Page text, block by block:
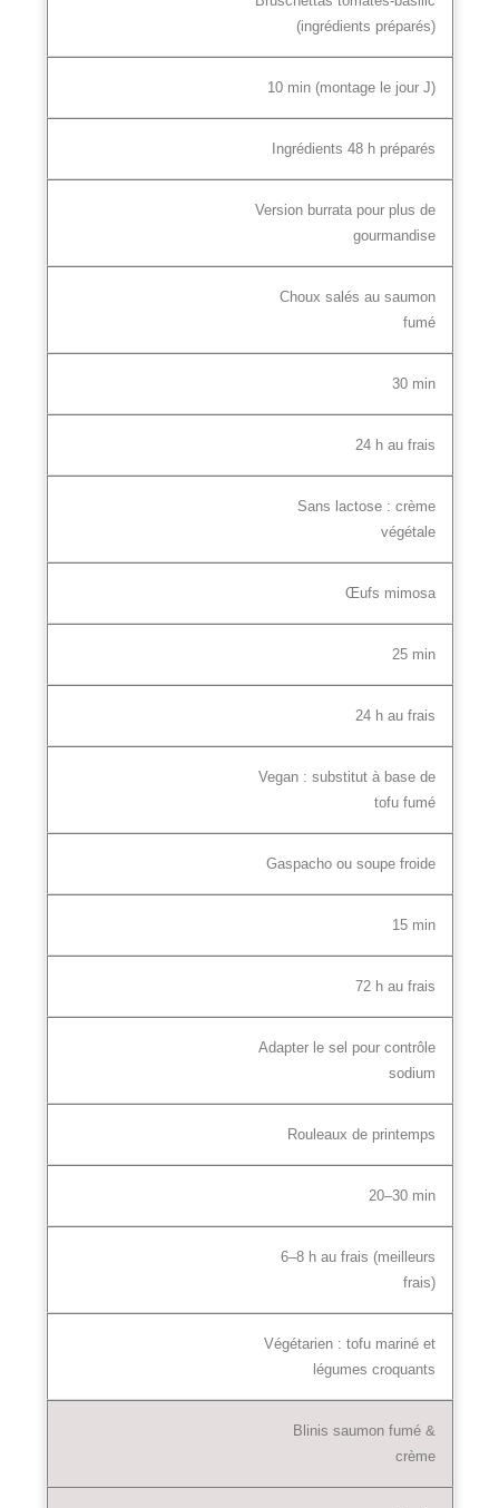
(ingrédients préparés)
10 min (montage le jour J)
Ingrédients 48 h préparés
Version burrata pour plus de
gourmandise
Choux salés au saumon
fumé
30 min
24 h au frais
Sans lactose : crème
végétale
Œufs mimosa
25 min
24 h au frais
Vegan : substitut à base de
tofu fumé
Gaspacho ou soupe froide
15 min
72 h au frais
Adapter le sel pour contrôle
sodium
Rouleaux de printemps
20–30 min
6–8 h au frais (meilleurs
frais)
Végétarien : tofu mariné et
légumes croquants
Blinis saumon fumé &
crème